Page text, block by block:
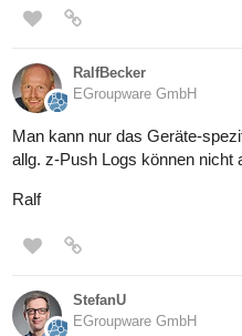
RalfBecker
EGroupware GmbH
Man kann nur das Geräte-
allg. z-Push Logs können nicht
Ralf
StefanU
EGroupware GmbH